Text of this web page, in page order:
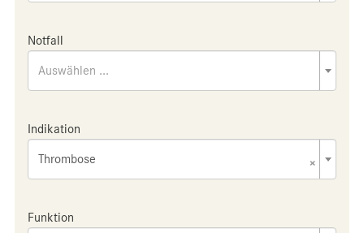
Notfall
Auswählen ...
Indikation
×
Thrombose
Funktion